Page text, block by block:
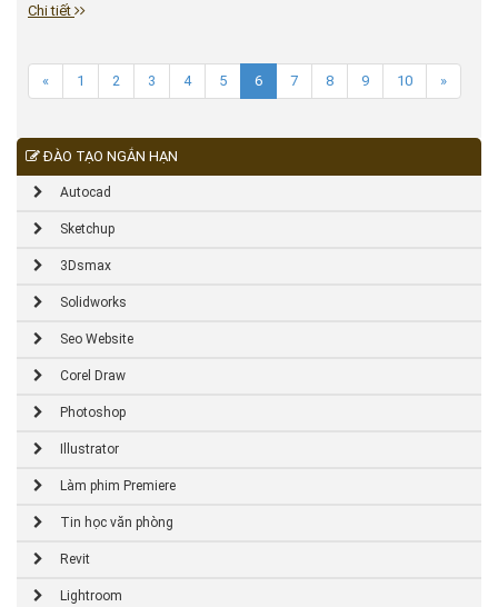
Chi tiết
« 1 2 3 4 5 6 7 8 9 10 »
ĐÀO TẠO NGẮN HẠN
Autocad
Sketchup
3Dsmax
Solidworks
Seo Website
Corel Draw
Photoshop
Illustrator
Làm phim Premiere
Tin học văn phòng
Revit
Lightroom